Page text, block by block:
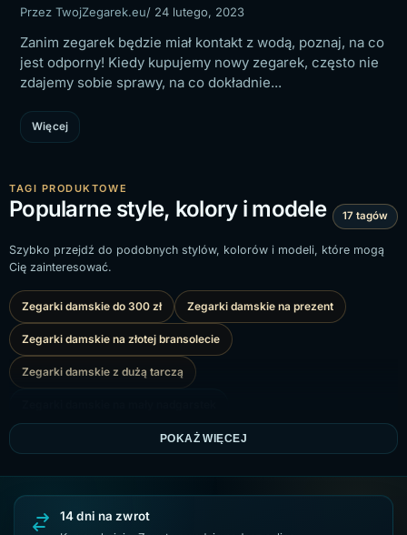
Przez TwojZegarek.eu/ 24 lutego, 2023
Zanim zegarek będzie miał kontakt z wodą, poznaj, na co
jest odporny! Kiedy kupujemy nowy zegarek, często nie
zdajemy sobie sprawy, na co dokładnie...
Więcej
TAGI PRODUKTOWE
Popularne style, kolory i modele 17 tagów
Szybko przejdź do podobnych stylów, kolorów i modeli, które mogą
Cię zainteresować.
Zegarki damskie do 300 zł Zegarki damskie na prezent
Zegarki damskie na złotej bransolecie
Zegarki damskie z dużą tarczą
Zegarki damskie na srebrnej bransolecie
POKAŻ WIĘCEJ
14 dni na zwrot